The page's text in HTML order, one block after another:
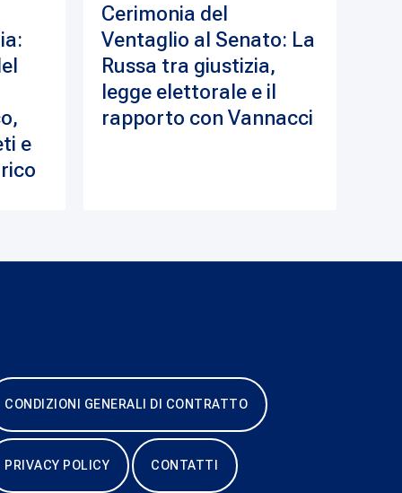
e
Cerimonia del
Ventaglio al Senato: La
Russa tra giustizia,
legge elettorale e il
rapporto con Vannacci
CONDIZIONI GENERALI DI CONTRATTO
PRIVACY POLICY CONTATTI